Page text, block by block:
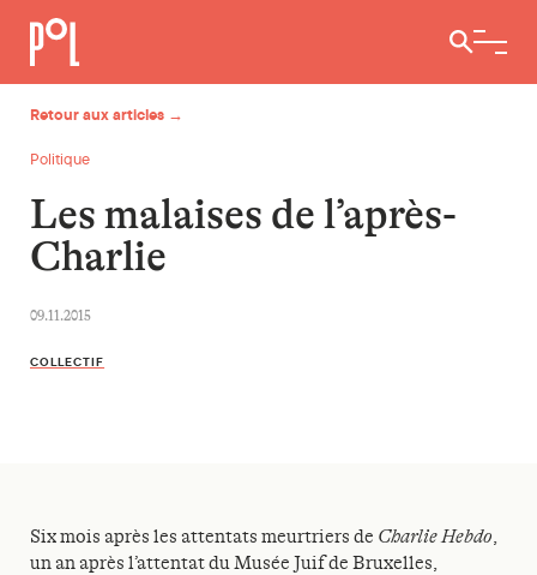
Ouvrir /
Retour aux articles →
Politique
Les malaises de l’après-
Charlie
09.11.2015
COLLECTIF
Six mois après les attentats meurtriers de Charlie Hebdo,
un an après l’attentat du Musée Juif de Bruxelles,